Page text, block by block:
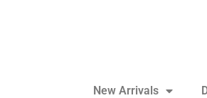
New Arrivals